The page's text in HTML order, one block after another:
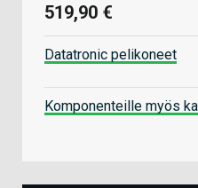
519,90 €
Datatronic pelikoneet
Komponenteille myös